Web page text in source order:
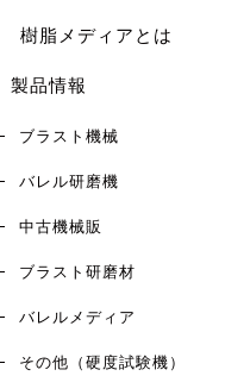
樹脂メディアとは
製品情報
ブラスト機械
バレル研磨機
中古機械販
ブラスト研磨材
バレルメディア
その他（硬度試験機）